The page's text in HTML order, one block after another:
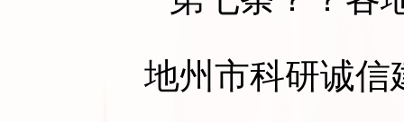
地州市科研诚信